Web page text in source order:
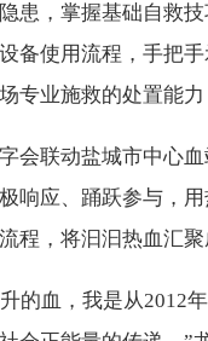
患，掌握基础自救
备使用流程，手把
专业施救的处置能
会联动盐城市中心
响应、踊跃参与，
程，将汩汩热血汇
的血，我是从2012